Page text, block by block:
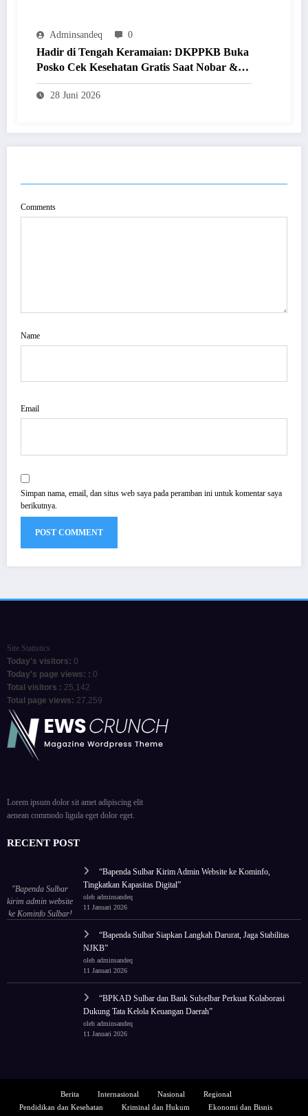
Adminsandeq 0
Hadir di Tengah Keramaian: DKPPKB Buka
Posko Cek Kesehatan Gratis Saat Nobar &
Festival UMKM
28 Juni 2026
Comments
Name
Email
Simpan nama, email, dan situs web saya pada peramban ini untuk komentar saya
berikutnya.
Site Statistics
Today's visitors: 0
Today's page views: : 0
Total visitors : 25,142
Total page views: 27,259
Lorem ipsum dolor sit amet adipiscing elit
aenean commodo ligula eget dolor eget.
RECENT POST
"Bapenda Sulbar
kirim admin website
ke Kominfo Sulbar!
“Bapenda Sulbar Kirim Admin Website ke Kominfo,
Tingkatkan Kapasitas Digital”
oleh adminsandeq
11 Januari 2026
“Bapenda Sulbar Siapkan Langkah Darurat, Jaga Stabilitas
NJKB”
oleh adminsandeq
11 Januari 2026
“BPKAD Sulbar dan Bank Sulselbar Perkuat Kolaborasi
Dukung Tata Kelola Keuangan Daerah”
oleh adminsandeq
11 Januari 2026
Berita Internasional Nasional
Regional
Pendidikan dan Kesehatan
Kriminal dan Hukum Ekonomi dan Bisnis